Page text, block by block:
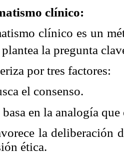
clínico:
clínico es un
plantea la pregunta
por tres factores:
el consenso.
basa en la analogía
la deliberación
ética.